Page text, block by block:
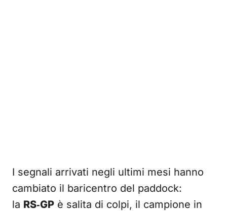
I segnali arrivati negli ultimi mesi hanno
cambiato il baricentro del paddock:
la RS‑GP è salita di colpi, il campione in